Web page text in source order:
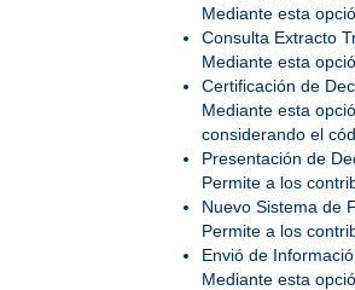
Mediante esta
Consulta Extracto
Mediante esta
Certificación de
Mediante esta
considerando el
Presentación de
Permite a los
Nuevo Sistema de
Permite a los
Envió de
Mediante esta